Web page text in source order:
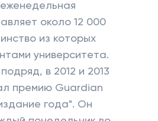
около 12 000
из которых
университета.
в 2012 и 2013
премию Guardian
года". Он